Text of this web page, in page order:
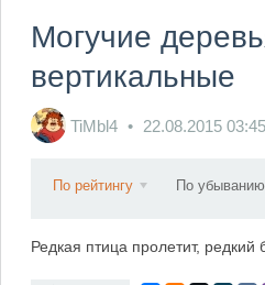
Могучие
вертикальные
TiMbl4 22.08.2015 03:45
По рейтингу По убыванию
Редкая птица пролетит,